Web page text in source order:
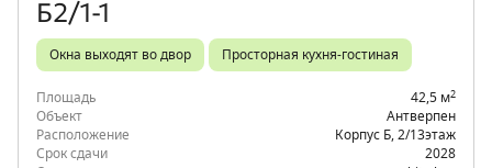
Б2/1-1
Окна выходят во двор Просторная кухня-гостиная
Площадь 42,5 м2
Объект
Антверпен
Расположение
Корпус Б 2/13этаж
Срок сдачи
2028